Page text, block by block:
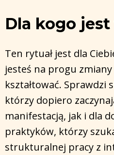
Dla kogo jest
Ten rytuał jest dla
jesteś na progu
kształtować. Sprawdzi
którzy dopiero
manifestacją, jak i dla
praktyków, którzy
strukturalnej pracy z